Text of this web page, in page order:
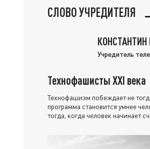
СЛОВО УЧРЕДИТЕЛЯ
Учредитель
Технофашисты XXI века
Технофашизм побеждает не
программа становится умнее
тогда, когда человек начинает